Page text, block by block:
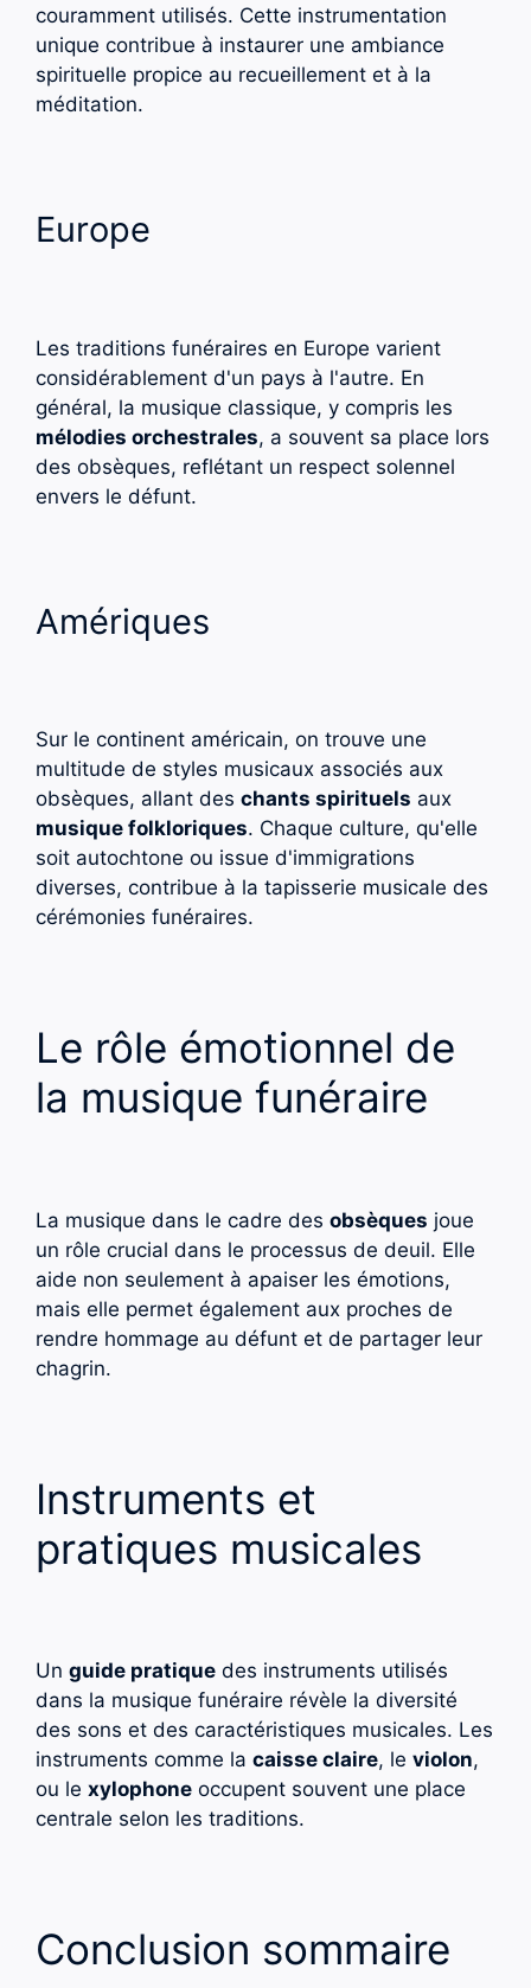
couramment utilisés. Cette instrumentation
unique contribue à instaurer une ambiance
spirituelle propice au recueillement et à la
méditation.
Europe
Les traditions funéraires en Europe varient
considérablement d'un pays à l'autre. En
général, la musique classique, y compris les
mélodies orchestrales, a souvent sa place lors
des obsèques, reflétant un respect solennel
envers le défunt.
Amériques
Sur le continent américain, on trouve une
multitude de styles musicaux associés aux
obsèques, allant des chants spirituels aux
musique folkloriques. Chaque culture, qu'elle
soit autochtone ou issue d'immigrations
diverses, contribue à la tapisserie musicale des
cérémonies funéraires.
Le rôle émotionnel de
la musique funéraire
La musique dans le cadre des obsèques joue
un rôle crucial dans le processus de deuil. Elle
aide non seulement à apaiser les émotions,
mais elle permet également aux proches de
rendre hommage au défunt et de partager leur
chagrin.
Instruments et
pratiques musicales
Un guide pratique des instruments utilisés
dans la musique funéraire révèle la diversité
des sons et des caractéristiques musicales. Les
instruments comme la caisse claire, le violon,
ou le xylophone occupent souvent une place
centrale selon les traditions.
Conclusion sommaire